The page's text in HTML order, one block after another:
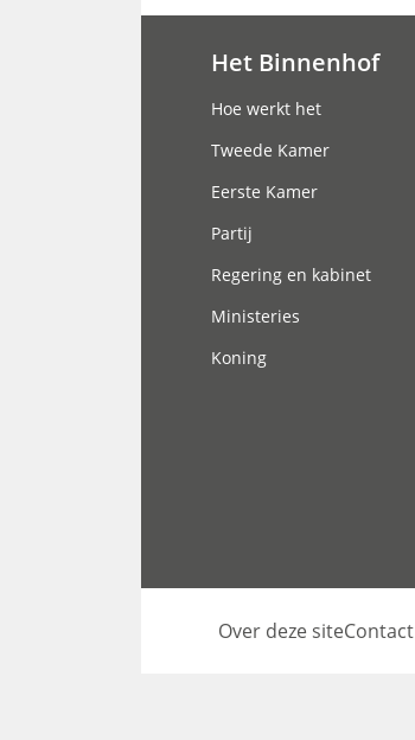
Het Binnenhof
Hoe werkt het
Tweede Kamer
Eerste Kamer
Partij
Regering en kabinet
Ministeries
Koning
Over deze siteContact